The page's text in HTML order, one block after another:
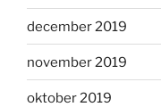
december 2019
november 2019
oktober 2019